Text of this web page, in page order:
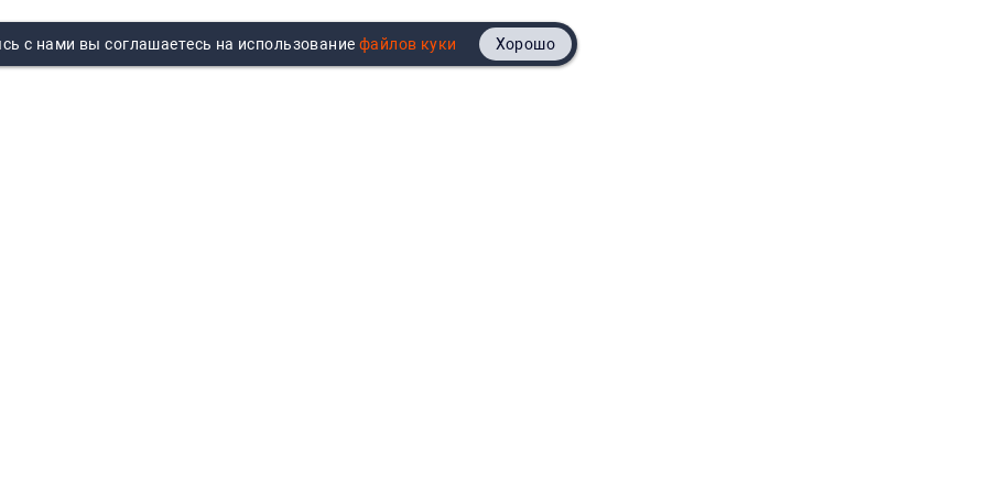
с нами вы соглашаетесь на использование Хорошо